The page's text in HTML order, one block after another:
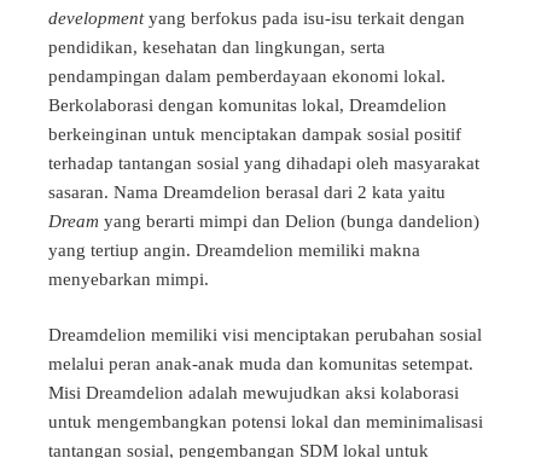
developmentyang berfokus pada isu-isu terkait dengan
pendidikan, kesehatan dan lingkungan, serta
pendampingan dalam pemberdayaan ekonomi lokal.
Berkolaborasi dengan komunitas lokal, Dreamdelion
berkeinginan untuk menciptakan dampak sosial positif
terhadap tantangan sosial yang dihadapi oleh masyarakat
sasaran. Nama Dreamdelion berasal dari 2 kata yaitu
Dream yang berarti mimpi dan Delion (bunga dandelion)
yang tertiup angin. Dreamdelion memiliki makna
menyebarkan mimpi.
Dreamdelion memiliki visi menciptakan perubahan sosial
melalui peran anak-anak muda dan komunitas setempat.
Misi Dreamdelion adalah mewujudkan aksi kolaborasi
untuk mengembangkan potensi lokal dan meminimalisasi
tantangan sosial, pengembangan SDM lokal untuk